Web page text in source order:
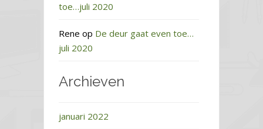
toe…juli 2020
Rene op De deur gaat even toe…
juli 2020
Archieven
januari 2022